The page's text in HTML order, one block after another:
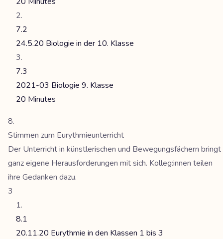
7.2
24.5.20 Biologie in der 10. Klasse
7.3
2021-03 Biologie 9. Klasse
20 Minutes
Stimmen zum Eurythmieunterricht
Der Unterricht in künstlerischen und Bewegungsfächern bringt
ganz eigene Herausforderungen mit sich. Kolleg:innen teilen
ihre Gedanken dazu.
3
8.1
20.11.20 Eurythmie in den Klassen 1 bis 3